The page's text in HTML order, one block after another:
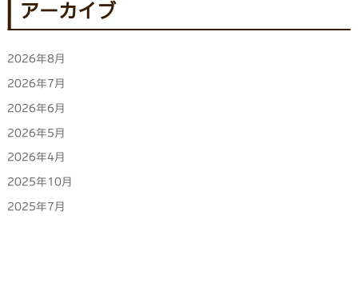
アーカイブ
2026年8月
2026年7月
2026年6月
2026年5月
2026年4月
2025年10月
2025年7月